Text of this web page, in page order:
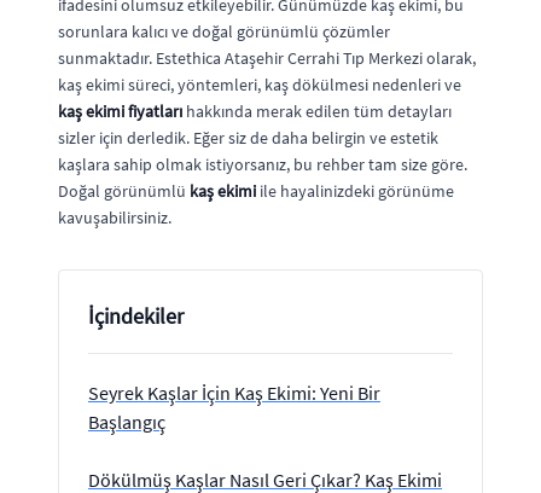
ifadesini olumsuz etkileyebilir. Günümüzde kaş ekimi, bu
sorunlara kalıcı ve doğal görünümlü çözümler
sunmaktadır. Estethica Ataşehir Cerrahi Tıp Merkezi olarak,
kaş ekimi süreci, yöntemleri, kaş dökülmesi nedenleri ve
kaş ekimi fiyatları hakkında merak edilen tüm detayları
sizler için derledik. Eğer siz de daha belirgin ve estetik
kaşlara sahip olmak istiyorsanız, bu rehber tam size göre.
Doğal görünümlü kaş ekimi ile hayalinizdeki görünüme
kavuşabilirsiniz.
İçindekiler
Seyrek Kaşlar İçin Kaş Ekimi: Yeni Bir
Başlangıç
Dökülmüş Kaşlar Nasıl Geri Çıkar? Kaş Ekimi